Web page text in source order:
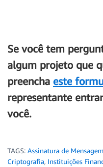
Se você tem
algum projeto que
preencha este
representante
você.
TAGS: Assinatura de Mensagem
Criptografia, Instituições